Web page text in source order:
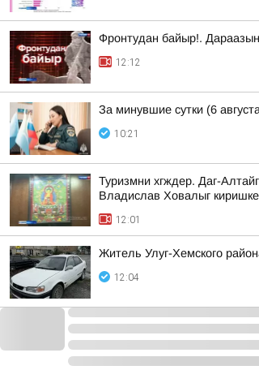
Фронтудан байыр!.
12:12
За минувшие сутки (6
10:21
Туризмни хгждер. Даг-
Владислав Ховалыг
12:01
Житель Улуг-Хемского
12:04